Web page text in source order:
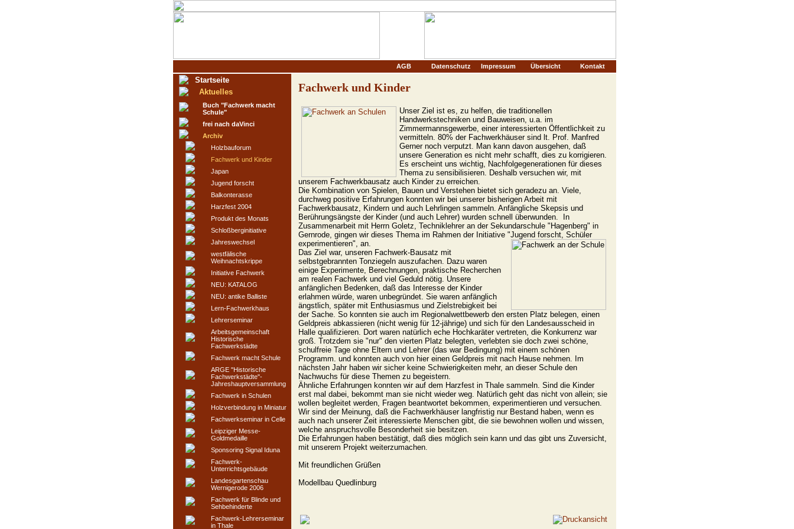
AGB Datenschutz Impressum Übersicht Kontakt
Startseite
Aktuelles
Buch "Fachwerk macht
Schule"
frei nach daVinci
Archiv
Holzbauforum
Fachwerk und Kinder
Japan
Jugend forscht
Balkonterasse
Harzfest 2004
Produkt des Monats
Schloßberginitiative
Jahreswechsel
westfälische
Weihnachtskrippe
Initiative Fachwerk
NEU: KATALOG
NEU: antike Balliste
Lern-Fachwerkhaus
Lehrerseminar
Arbeitsgemeinschaft
Historische
Fachwerkstädte
Fachwerk macht Schule
ARGE "Historische
Fachwerkstädte"-
Jahreshauptversammlung
Fachwerk in Schulen
Holzverbindung in Miniatur
Fachwerkseminar in Celle
Leipziger Messe-
Goldmedaille
Sponsoring Signal Iduna
Fachwerk-
Unterrichtsgebäude
Landesgartenschau
Wernigerode 2006
Fachwerk für Blinde und
Sehbehinderte
Fachwerk-Lehrerseminar
in Thale
Fachwerk und Kinder
Unser Ziel ist es, zu helfen, die traditionellen
Handwerkstechniken und Bauweisen, u.a. im
Zimmermannsgewerbe, einer interessierten Öffentlichkeit zu
vermitteln. 80% der Fachwerkhäuser sind lt. Prof. Manfred
Gerner noch verputzt. Man kann davon ausgehen, daß
unsere Generation es nicht mehr schafft, dies zu korrigieren.
Es erscheint uns wichtig, Nachfolgegenerationen für dieses
Thema zu sensibilisieren. Deshalb versuchen wir, mit
unserem Fachwerkbausatz auch Kinder zu erreichen.
Die Kombination von Spielen, Bauen und Verstehen bietet sich geradezu an. Viele,
durchweg positive Erfahrungen konnten wir bei unserer bisherigen Arbeit mit
Fachwerkbausatz, Kindern und auch Lehrlingen sammeln. Anfängliche Skepsis und
Berührungsängste der Kinder (und auch Lehrer) wurden schnell überwunden.
In
Zusammenarbeit mit Herrn Goletz, Techniklehrer an der Sekundarschule "Hagenberg" in
Gernrode, gingen wir dieses Thema im Rahmen der Initiative "Jugend forscht, Schüler
experimentieren", an.
Das Ziel war, unseren Fachwerk-Bausatz mit
selbstgebrannten Tonziegeln auszufachen. Dazu waren
einige Experimente, Berechnungen, praktische Recherchen
am realen Fachwerk und viel Geduld nötig. Unsere
anfänglichen Bedenken, daß das Interesse der Kinder
erlahmen würde, waren unbegründet. Sie waren anfänglich
ängstlich, später mit Enthusiasmus und Zielstrebigkeit bei
der Sache. So konnten sie auch im Regionalwettbewerb den ersten Platz belegen, einen
Geldpreis abkassieren (nicht wenig für 12-jährige) und sich für den Landesausscheid in
Halle qualifizieren. Dort waren natürlich eche Hochkaräter vertreten, die Konkurrenz war
groß. Trotzdem sie "nur" den vierten Platz belegten, verlebten sie doch zwei schöne,
schulfreie Tage ohne Eltern und Lehrer (das war Bedingung) mit einem schönen
Programm. und konnten auch von hier einen Geldpreis mit nach Hause nehmen. Im
nächsten Jahr haben wir sicher keine Schwierigkeiten mehr, an dieser Schule den
Nachwuchs für diese Themen zu begeistern.
Ähnliche Erfahrungen konnten wir auf dem Harzfest in Thale sammeln. Sind die Kinder
erst mal dabei, bekommt man sie nicht wieder weg. Natürlich geht das nicht von allein; sie
wollen begleitet werden, Fragen beantwortet bekommen, experimentieren und versuchen.
Wir sind der Meinung, daß die Fachwerkhäuser langfristig nur Bestand haben, wenn es
auch nach unserer Zeit interessierte Menschen gibt, die sie bewohnen wollen und wissen,
welche anspruchsvolle Besonderheit sie besitzen.
Die Erfahrungen haben bestätigt, daß dies möglich sein kann und das gibt uns Zuversicht,
mit unserem Projekt weiterzumachen.
Mit freundlichen Grüßen
Modellbau Quedlinburg